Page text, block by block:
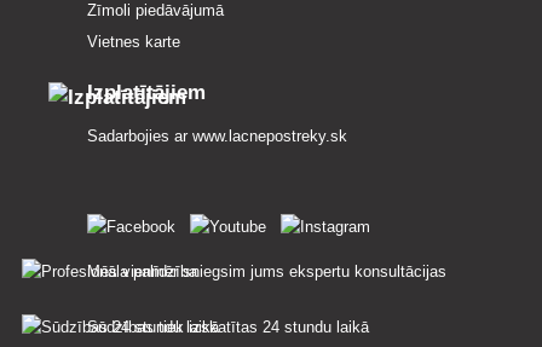
Zīmoli piedāvājumā
Vietnes karte
Izplatītājiem
Sadarbojies ar www.lacnepostreky.sk
Mēs vienmēr sniegsim jums ekspertu konsultācijas
Sūdzības tiek izskatītas 24 stundu laikā